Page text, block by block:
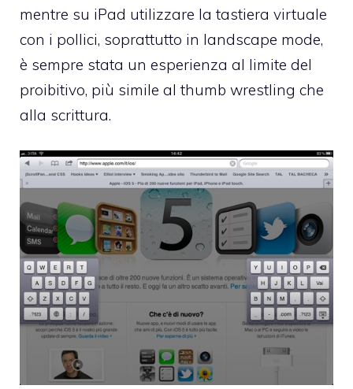
mentre su iPad utilizzare la tastiera virtuale
con i pollici, soprattutto in landscape mode,
è sempre stata un esperienza al limite del
proibitivo, più simile al thumb wrestling che
alla scrittura.